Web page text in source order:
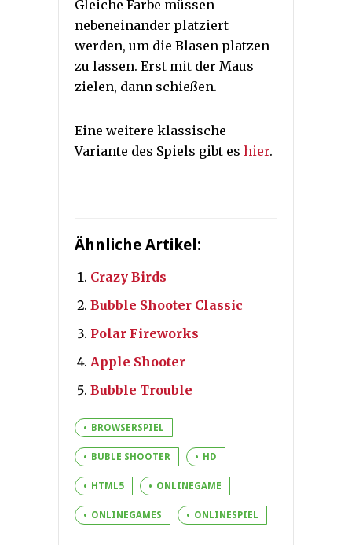
Gleiche Farbe müssen
nebeneinander platziert
werden, um die Blasen platzen
zu lassen. Erst mit der Maus
zielen, dann schießen.
Eine weitere klassische
Variante des Spiels gibt es hier.
Ähnliche Artikel:
Crazy Birds
Bubble Shooter Classic
Polar Fireworks
Apple Shooter
Bubble Trouble
BROWSERSPIEL
BUBLE SHOOTER HD
HTML5 ONLINEGAME
ONLINEGAMES ONLINESPIEL